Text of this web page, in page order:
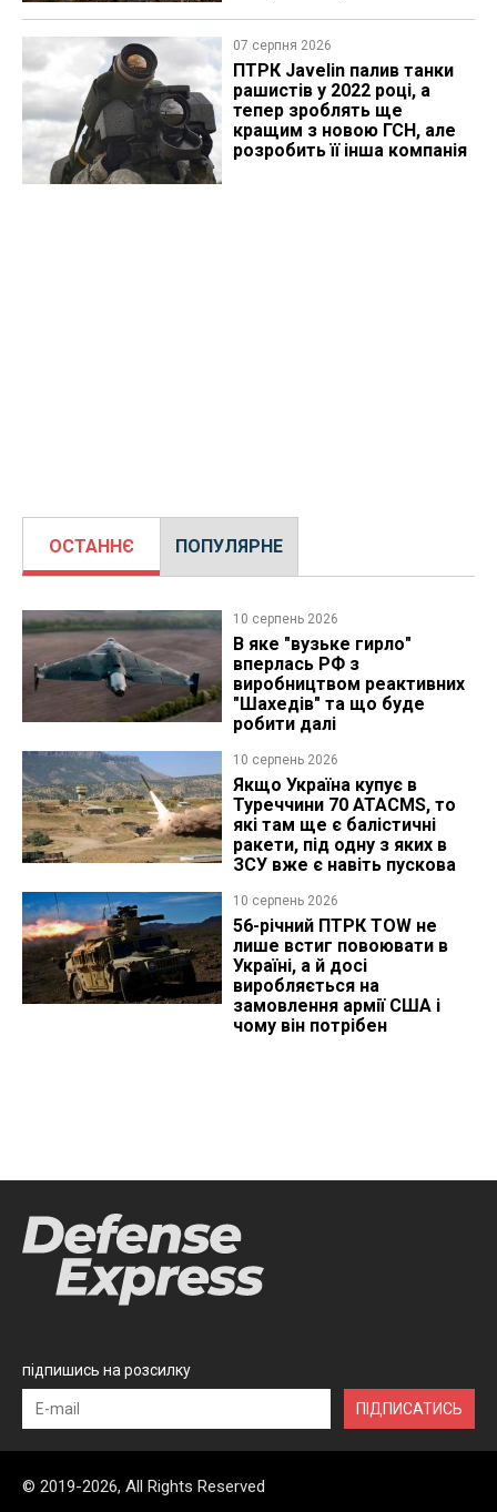
07 серпня 2026
ПТРК Javelin палив танки
рашистів у 2022 році, а
тепер зроблять ще
кращим з новою ГСН, але
розробить її інша компанія
ОСТАННЄ ПОПУЛЯРНЕ
10 серпень 2026
В яке "вузьке гирло"
вперлась РФ з
виробництвом реактивних
"Шахедів" та що буде
робити далі
10 серпень 2026
Якщо Україна купує в
Туреччини 70 ATACMS, то
які там ще є балістичні
ракети, під одну з яких в
ЗСУ вже є навіть пускова
10 серпень 2026
56-річний ПТРК TOW не
лише встиг повоювати в
Україні, а й досі
виробляється на
замовлення армії США і
чому він потрібен
підпишись на розсилку
ПІДПИСАТИСЬ
© 2019-2026, All Rights Reserved